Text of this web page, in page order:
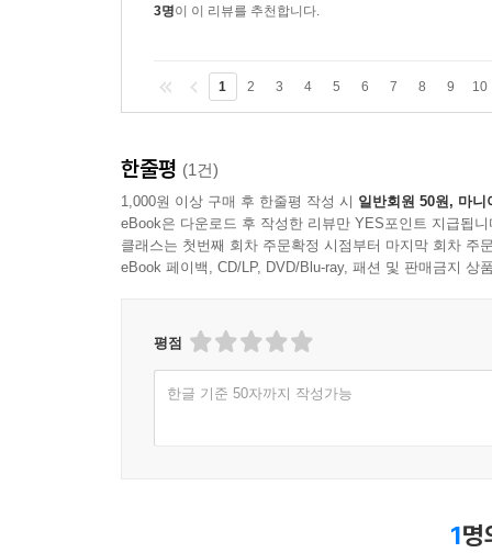
3명이 이 리뷰를 추천합니다.
1 2 3 4 5 6 7 8 9 10
한줄평 (1건)
1,000원 이상 구매 후 한줄평 작성 시 일반회원 50원, 마니
eBook은 다운로드 후 작성한 리뷰만 YES포인트 지급됩니
클래스는 첫번째 회차 주문확정 시점부터 마지막 회차 주
eBook 페이백, CD/LP, DVD/Blu-ray, 패션 및 판매금지 상
평점
한글 기준 50자까지 작성가능
1명